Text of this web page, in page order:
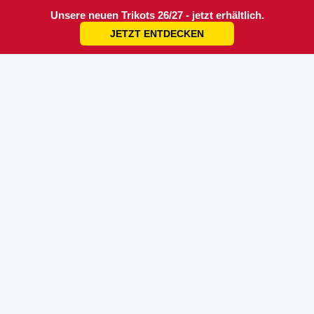
Unsere neuen Trikots 26/27 - jetzt erhältlich.
JETZT ENTDECKEN